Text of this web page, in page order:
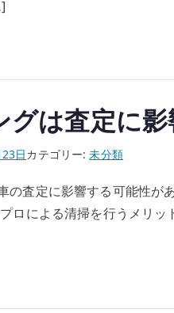
は査定に影
日カテゴリー:未分類
の査定に影響する可能性が
ロによる清掃を行うメリ